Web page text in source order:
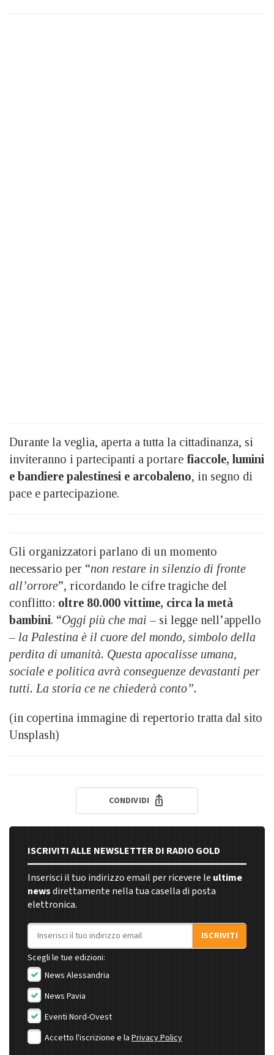
Durante la veglia, aperta a tutta la cittadinanza, si
inviteranno i partecipanti a portare fiaccole, lumini
e bandiere palestinesi e arcobaleno, in segno di
pace e partecipazione.
Gli organizzatori parlano di un momento
necessario per “non restare in silenzio di fronte
all’orrore”, ricordando le cifre tragiche del
conflitto: oltre 80.000 vittime, circa la metà
bambini. “Oggi più che mai – si legge nell’appello
– la Palestina è il cuore del mondo, simbolo della
perdita di umanità. Questa apocalisse umana,
sociale e politica avrà conseguenze devastanti per
tutti. La storia ce ne chiederà conto”.
(in copertina immagine di repertorio tratta dal sito
Unsplash)
CONDIVIDI
ISCRIVITI ALLE NEWSLETTER DI RADIO GOLD
Inserisci il tuo indirizzo email per ricevere le ultime
newsdirettamente nella tua casella di posta
elettronica.
Indirizzo email
ISCRIVITI
Scegli le tue edizioni:
News Alessandria
News Pavia
Eventi Nord-Ovest
Accetto l'iscrizione e la Privacy Policy